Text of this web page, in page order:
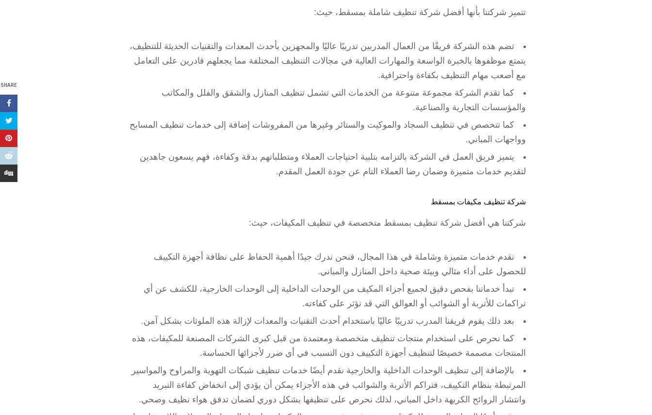
SHARE
تتميز شركتنا بأنها أفضل شركة تنظيف شاملة بمسقط، حيث:
تضم هذه الشركة فريقًا من العمال المدربين تدريبًا عاليًا والمجهزين بأحدث المعدات والتقنيات الحديثة للتنظيف،
يتمتع موظفوها بالخبرة الواسعة والمهارات العالية في مجالات التنظيف المختلفة مما يجعلهم قادرين على التعامل
مع أصعب مهام التنظيف بكفاءة واحترافية.
كما تقدم الشركة مجموعة متنوعة من الخدمات التي تشمل تنظيف المنازل والشقق والفلل والمكاتب
والمؤسسات التجارية والصناعية.
كما تتخصص في تنظيف السجاد والموكيت والستائر وغيرها من المفروشات إضافة إلى خدمات تنظيف المسابح
وواجهات المباني.
يتميز فريق العمل في الشركة بالتزامه بتلبية احتياجات العملاء ومتطلباتهم بدقة وكفاءة، فهم يسعون جاهدين
لتقديم خدمات متميزة وضمان رضا العملاء التام عن جودة العمل المقدم.
شركة تنظيف مكيفات بمسقط
شركتنا هي أفضل شركة تنظيف بمسقط متخصصة في تنظيف المكيفات، حيث:
نقدم خدمات متميزة وشاملة في هذا المجال، فنحن ندرك جيدًا أهمية الحفاظ على نظافة أجهزة التكييف
للحصول على أداء مثالي وبيئة صحية داخل المنازل والمباني.
تبدأ خدماتنا بفحص دقيق لجميع أجزاء المكيف من الوحدات الداخلية إلى الوحدات الخارجية، للكشف عن أي
تراكمات للأتربة أو الشوائب أو العوالق التي قد تؤثر على كفاءته.
بعد ذلك يقوم فريقنا المدرب تدريبًا عاليًا باستخدام أحدث التقنيات والمعدات لإزالة هذه الملوثات بشكل آمن.
كما نحرص على استخدام منتجات تنظيف متخصصة ومعتمدة من قبل كبرى الشركات المصنعة للمكيفات، هذه
المنتجات مصممة خصيصًا لتنظيف أجهزة التكييف دون التسبب في أي ضرر لأجزائها الحساسة.
بالإضافة إلى تنظيف الوحدات الداخلية والخارجية نقدم أيضًا خدمات تنظيف شبكات التهوية والمراوح والمواسير
المرتبطة بنظام التكييف، فتراكم الأتربة والشوائب في هذه الأجزاء يمكن أن يؤدي إلى انخفاض كفاءة التبريد
وانتشار الروائح الكريهة داخل المباني، لذلك نحرص على تنظيفها بشكل دوري لضمان تدفق هواء نظيف وصحي.